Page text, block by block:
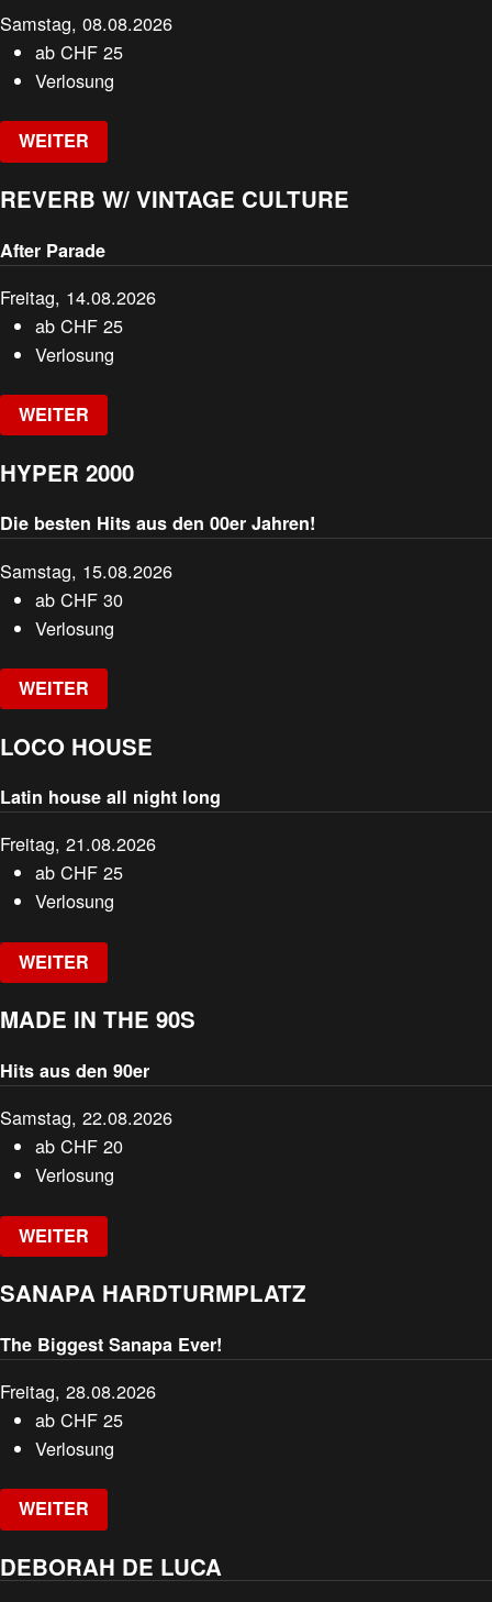
Samstag, 08.08.2026
abCHF 25
Verlosung
WEITER
REVERB W/ VINTAGE CULTURE
After Parade
Freitag, 14.08.2026
abCHF 25
Verlosung
WEITER
HYPER 2000
Die besten Hits aus den 00er Jahren!
Samstag, 15.08.2026
abCHF 30
Verlosung
WEITER
LOCO HOUSE
Latin house all night long
Freitag, 21.08.2026
abCHF 25
Verlosung
WEITER
MADE IN THE 90S
Hits aus den 90er
Samstag, 22.08.2026
abCHF 20
Verlosung
WEITER
SANAPA HARDTURMPLATZ
The Biggest Sanapa Ever!
Freitag, 28.08.2026
abCHF 25
Verlosung
WEITER
DEBORAH DE LUCA